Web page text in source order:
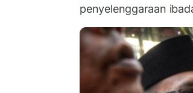
penyelenggaraan